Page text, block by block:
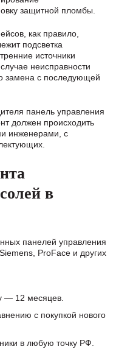
защитной пломбы.
как правило,
подсветка
источники
неисправности
замена с последующей
панель управления
должен происходить
инженерами, с
в
панелей управления
ProFace и других
— 12 месяцев.
с покупкой нового
в любую точку РФ.